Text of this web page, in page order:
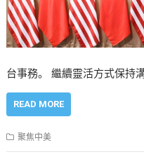
台事務。 繼續靈活方式保持
READ MORE
聚焦中美